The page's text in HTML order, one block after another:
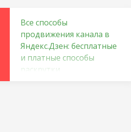
Все способы
продвижения канала в
Яндекс.Дзен: бесплатные
и платные способы
раскрутки